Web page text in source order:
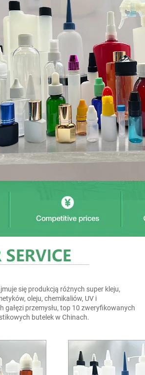
się produkcją różnych super kleju,
oleju, chemikaliów, UV i
gałęzi przemysłu, top 10 zweryfikowanych
butelek w Chinach.